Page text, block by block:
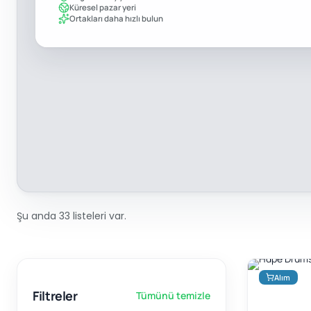
Küresel pazar yeri
Ortakları daha hızlı bulun
Şu anda 33 listeleri var.
Filtreler Tümünü temizle
Alım